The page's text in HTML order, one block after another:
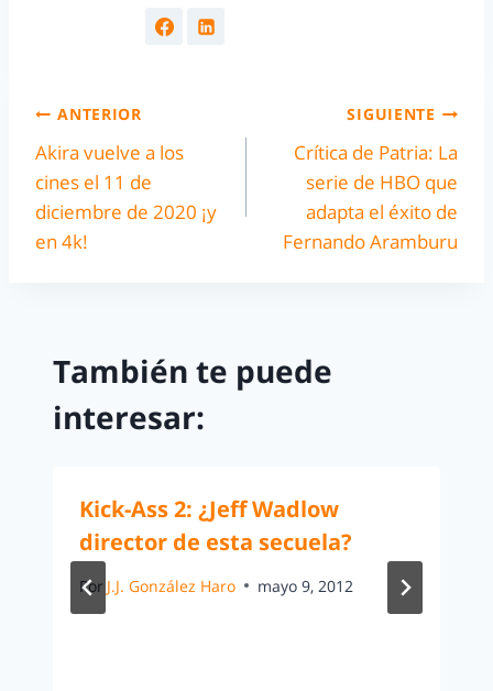
ANTERIOR
Akira vuelve a los
cines el 11 de
diciembre de 2020 ¡y
en 4k!
SIGUIENTE
Crítica de Patria: La
serie de HBO que
adapta el éxito de
Fernando Aramburu
También te puede
interesar:
Kick-Ass 2: ¿Jeff Wadlow
director de esta secuela?
Por J.J. González Haro mayo 9, 2012